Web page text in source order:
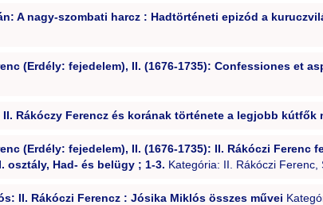
A nagy-szombati harcz : Hadtörténeti epizód a
(Erdély: fejedelem), II. (1676-1735): Confessiones et
II. Rákóczy Ferencz és korának története a legjobb kútfők
(Erdély: fejedelem), II. (1676-1735): II. Rákóczi
osztály, Had- és belügy ; 1-3. Kategória: II. Rákóczi
II. Rákóczi Ferencz : Jósika Miklós összes művei